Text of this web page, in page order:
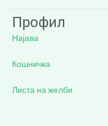
Профил
Најава
Кошничка
Листа на желби